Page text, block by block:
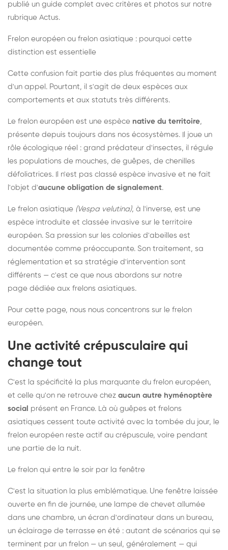
publié un guide complet avec critères et photos sur notre
rubrique Actus.
Frelon européen ou frelon asiatique : pourquoi cette
distinction est essentielle
Cette confusion fait partie des plus fréquentes au moment
d'un appel. Pourtant, il s'agit de deux espèces aux
comportements et aux statuts très différents.
Le frelon européen est une espèce native du territoire,
présente depuis toujours dans nos écosystèmes. Il joue un
rôle écologique réel : grand prédateur d'insectes, il régule
les populations de mouches, de guêpes, de chenilles
défoliatrices. Il n'est pas classé espèce invasive et ne fait
l'objet d'aucune obligation de signalement.
Le frelon asiatique (Vespa velutina), à l'inverse, est une
espèce introduite et classée invasive sur le territoire
européen. Sa pression sur les colonies d'abeilles est
documentée comme préoccupante. Son traitement, sa
réglementation et sa stratégie d'intervention sont
différents — c'est ce que nous abordons sur notre
page dédiée aux frelons asiatiques.
Pour cette page, nous nous concentrons sur le frelon
européen.
Une activité crépusculaire qui
change tout
C'est la spécificité la plus marquante du frelon européen,
et celle qu'on ne retrouve chez aucun autre hyménoptère
social présent en France. Là où guêpes et frelons
asiatiques cessent toute activité avec la tombée du jour, le
frelon européen reste actif au crépuscule, voire pendant
une partie de la nuit.
Le frelon qui entre le soir par la fenêtre
C'est la situation la plus emblématique. Une fenêtre laissée
ouverte en fin de journée, une lampe de chevet allumée
dans une chambre, un écran d'ordinateur dans un bureau,
un éclairage de terrasse en été : autant de scénarios qui se
terminent par un frelon — un seul, généralement — qui